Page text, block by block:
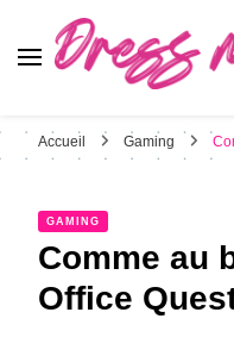
Accueil Gaming
GAMING
Comme au
Office